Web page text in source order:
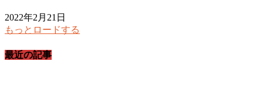
2022年2月21日
もっとロードする
最近の記事